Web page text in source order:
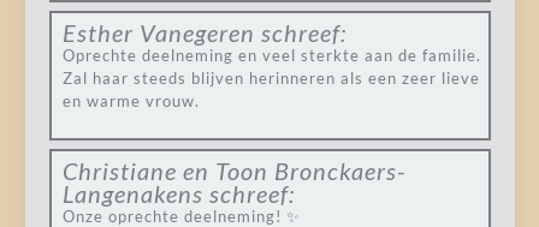
Esther Vanegeren schreef:
Oprechte deelneming en veel sterkte aan de familie.
Zal haar steeds blijven herinneren als een zeer lieve
en warme vrouw.
Christiane en Toon Bronckaers-
Langenakens schreef:
Onze oprechte deelneming! ✨